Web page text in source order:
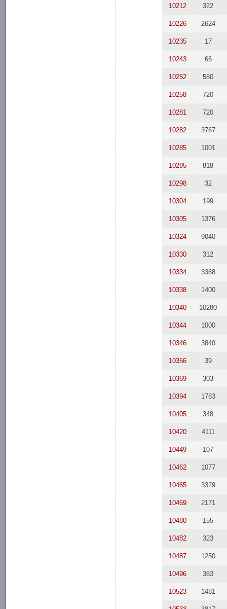
10212 322
10226 2624
10235 17
10243 66
10252 580
10258 720
10281 720
10282 3767
10285 1001
10295 818
10298 32
10304 199
10305 1376
10324 9040
10330 312
10334 3368
10338 1400
10340 10280
10344 1000
10346 3840
10356 39
10369 303
10394 1783
10405 348
10420 4111
10449 107
10462 1077
10465 3329
10469 2171
10480 155
10482 323
10487 1250
10496 383
10523 1481